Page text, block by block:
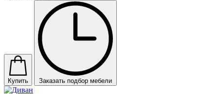
Купить Заказать подбор мебели